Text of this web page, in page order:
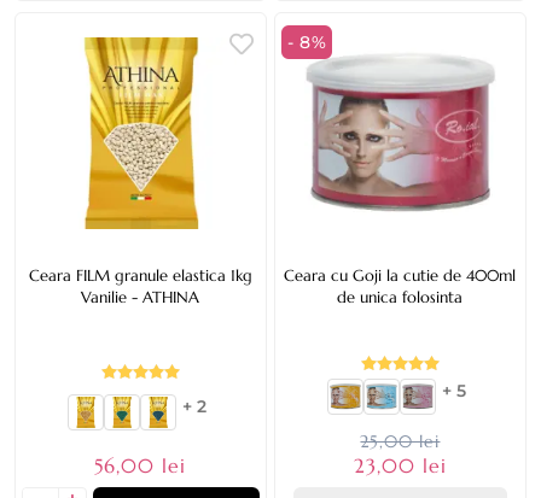
Ceara FILM granule elastica 1kg
Vanilie - ATHINA
+ 2
56,00 lei
- 8%
Ceara cu Goji la cutie de 400ml
de unica folosinta
+ 5
25,00 lei
23,00 lei